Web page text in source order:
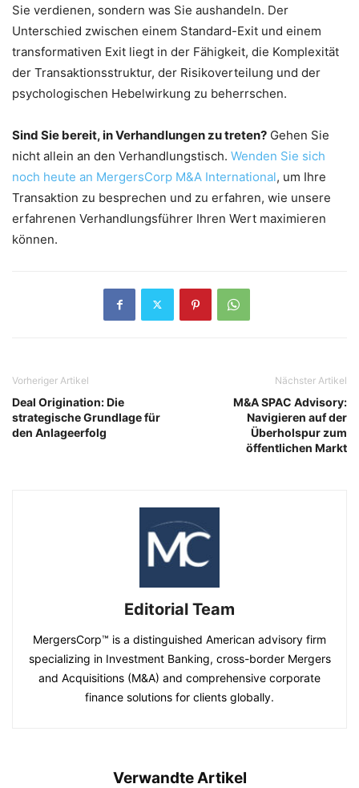
Sie verdienen, sondern was Sie aushandeln. Der
Unterschied zwischen einem Standard-Exit und einem
transformativen Exit liegt in der Fähigkeit, die Komplexität
der Transaktionsstruktur, der Risikoverteilung und der
psychologischen Hebelwirkung zu beherrschen.
Sind Sie bereit, in Verhandlungen zu treten? Gehen Sie
nicht allein an den Verhandlungstisch. Wenden Sie sich
noch heute an MergersCorp M&A International, um Ihre
Transaktion zu besprechen und zu erfahren, wie unsere
erfahrenen Verhandlungsführer Ihren Wert maximieren
können.
Vorheriger Artikel
Deal Origination: Die
strategische Grundlage für
den Anlageerfolg
Nächster Artikel
M&A SPAC Advisory:
Navigieren auf der
Überholspur zum
öffentlichen Markt
Editorial Team
MergersCorp™ is a distinguished American advisory firm
specializing in Investment Banking, cross-border Mergers
and Acquisitions (M&A) and comprehensive corporate
finance solutions for clients globally.
Verwandte Artikel